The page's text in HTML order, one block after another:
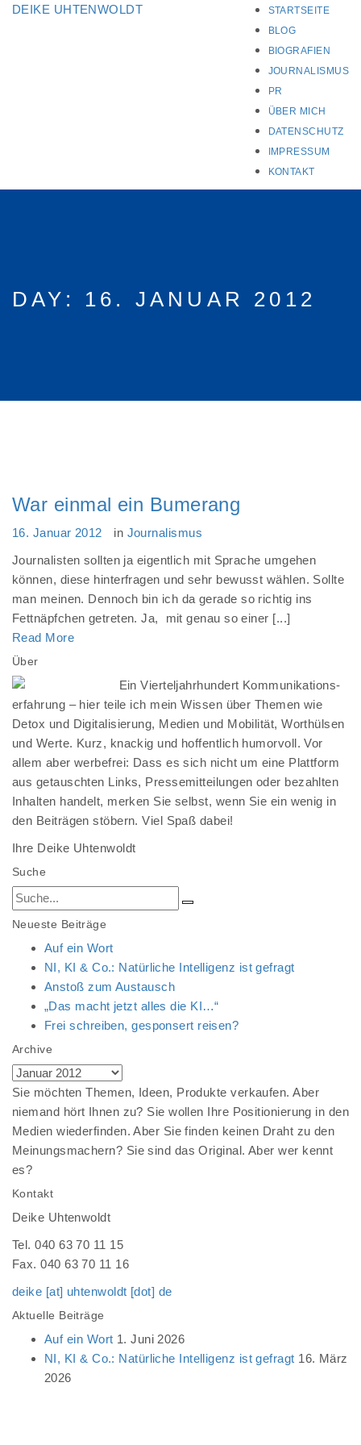
DEIKE UHTENWOLDT
STARTSEITE
BLOG
BIOGRAFIEN
JOURNALISMUS
PR
ÜBER MICH
DATENSCHUTZ
IMPRESSUM
KONTAKT
DAY: 16. JANUAR 2012
War einmal ein Bumerang
16. Januar 2012 in Journalismus
Journalisten sollten ja eigentlich mit Sprache umgehen
können, diese hinterfragen und sehr bewusst wählen. Sollte
man meinen. Dennoch bin ich da gerade so richtig ins
Fettnäpfchen getreten. Ja, mit genau so einer [...]
Read More
Über
Ein Vierteljahrhundert Kommunikations-
erfahrung – hier teile ich mein Wissen über Themen wie
Detox und Digitalisierung, Medien und Mobilität, Worthülsen
und Werte. Kurz, knackig und hoffentlich humorvoll. Vor
allem aber werbefrei: Dass es sich nicht um eine Plattform
aus getauschten Links, Pressemitteilungen oder bezahlten
Inhalten handelt, merken Sie selbst, wenn Sie ein wenig in
den Beiträgen stöbern. Viel Spaß dabei!
Ihre Deike Uhtenwoldt
Suche
Neueste Beiträge
Auf ein Wort
NI, KI & Co.: Natürliche Intelligenz ist gefragt
Anstoß zum Austausch
„Das macht jetzt alles die KI…“
Frei schreiben, gesponsert reisen?
Archive
Archive
Sie möchten Themen, Ideen, Produkte verkaufen. Aber
niemand hört Ihnen zu? Sie wollen Ihre Positionierung in den
Medien wiederfinden. Aber Sie finden keinen Draht zu den
Meinungsmachern? Sie sind das Original. Aber wer kennt
es?
Kontakt
Deike Uhtenwoldt
Tel. 040 63 70 11 15
Fax. 040 63 70 11 16
deike [at] uhtenwoldt [dot] de
Aktuelle Beiträge
Auf ein Wort 1. Juni 2026
NI, KI & Co.: Natürliche Intelligenz ist gefragt 16. März
2026